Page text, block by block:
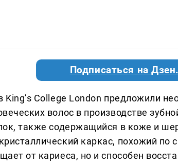
Подписаться на
King’s College London предложили
волос в производстве
также содержащийся в коже и
каркас, похожий по
от кариеса, но и способен